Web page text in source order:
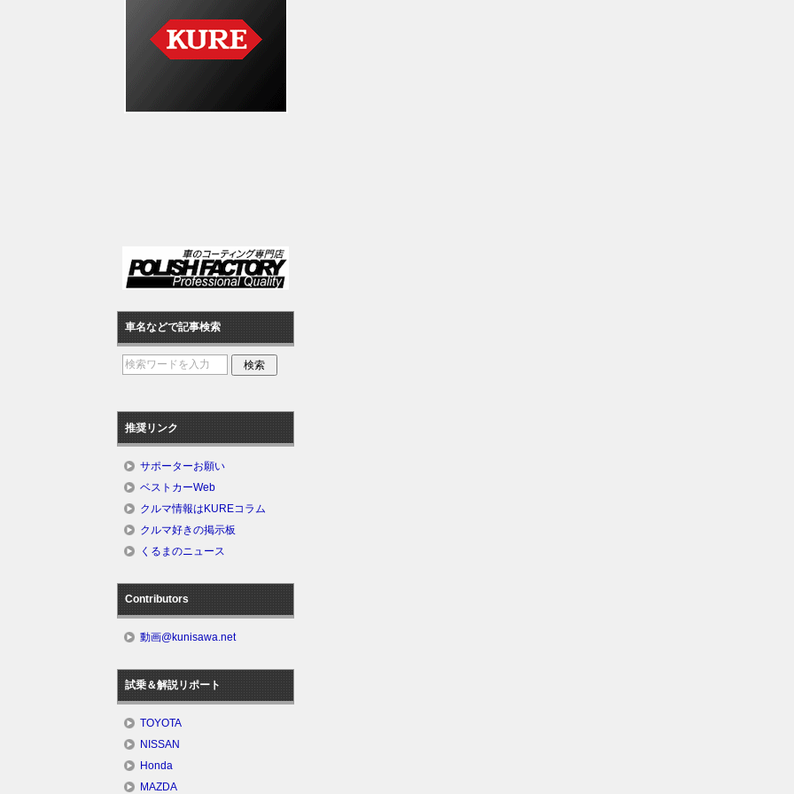
車名などで記事検索
推奨リンク
サポーターお願い
ベストカーWeb
クルマ情報はKUREコラム
クルマ好きの掲示板
くるまのニュース
Contributors
動画@kunisawa.net
試乗＆解説リポート
TOYOTA
NISSAN
Honda
MAZDA